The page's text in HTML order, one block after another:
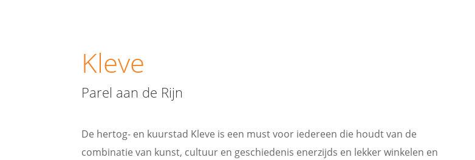
Kleve
Parel aan de Rijn
De hertog- en kuurstad Kleve is een must voor iedereen die houdt van de
combinatie van kunst, cultuur en geschiedenis enerzijds en lekker winkelen en